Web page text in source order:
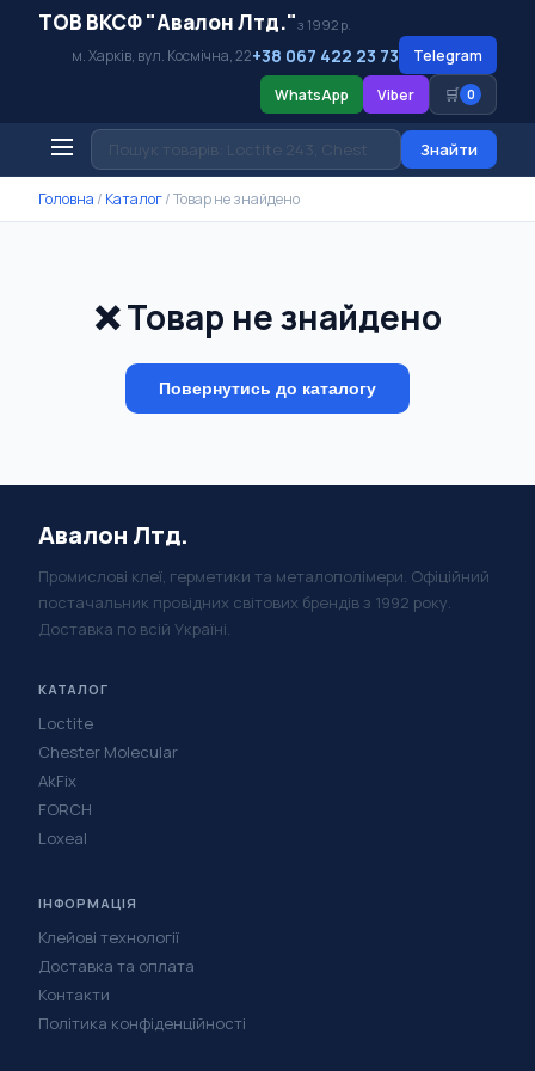
ТОВ ВКСФ "Авалон Лтд."з 1992 р.
м. Харків, вул. Космічна, 22+38 067 422 23 73
Telegram
WhatsApp
Viber 🛒 0
Знайти
Головна / Каталог/Товар не знайдено
❌ Товар не знайдено
Повернутись до каталогу
Авалон Лтд.
Промислові клеї, герметики та металополімери. Офіційний
постачальник провідних світових брендів з 1992 року.
Доставка по всій Україні.
КАТАЛОГ
Loctite
Chester Molecular
AkFix
FORCH
Loxeal
ІНФОРМАЦІЯ
Клейові технології
Доставка та оплата
Контакти
Політика конфіденційності